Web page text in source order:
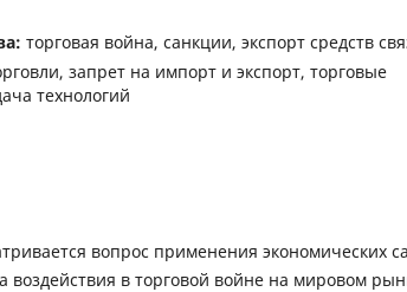
торговая война, санкции, экспорт средств
запрет на импорт и экспорт, торговые
технологий
вопрос применения экономических
воздействия в торговой войне на мировом